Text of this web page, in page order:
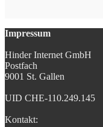
Impressum
Hinder Internet GmbH
Postfach
9001 St. Gallen
UID CHE-110.249.145
Kontakt: